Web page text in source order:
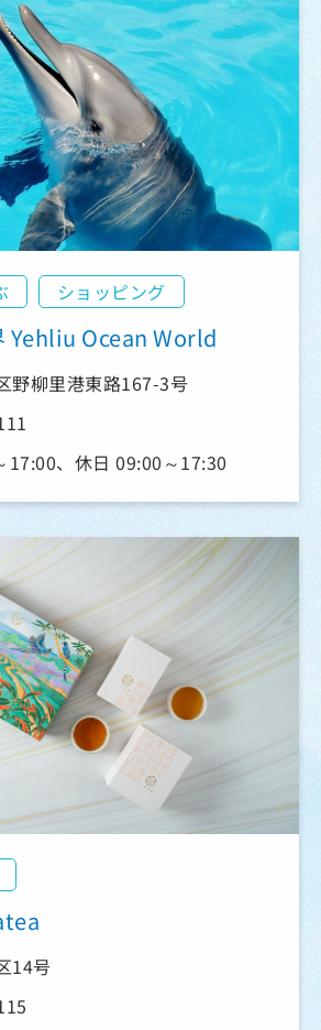
ショッピング
Yehliu Ocean World
野柳里港東路167-3号
17:00、休日 09:00～17:30
14号